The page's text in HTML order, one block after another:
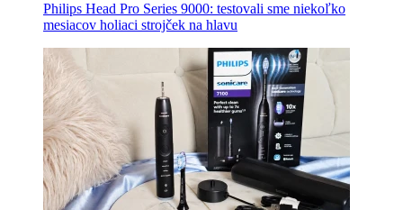
Philips Head Pro Series 9000: testovali sme niekoľko
mesiacov holiaci strojček na hlavu